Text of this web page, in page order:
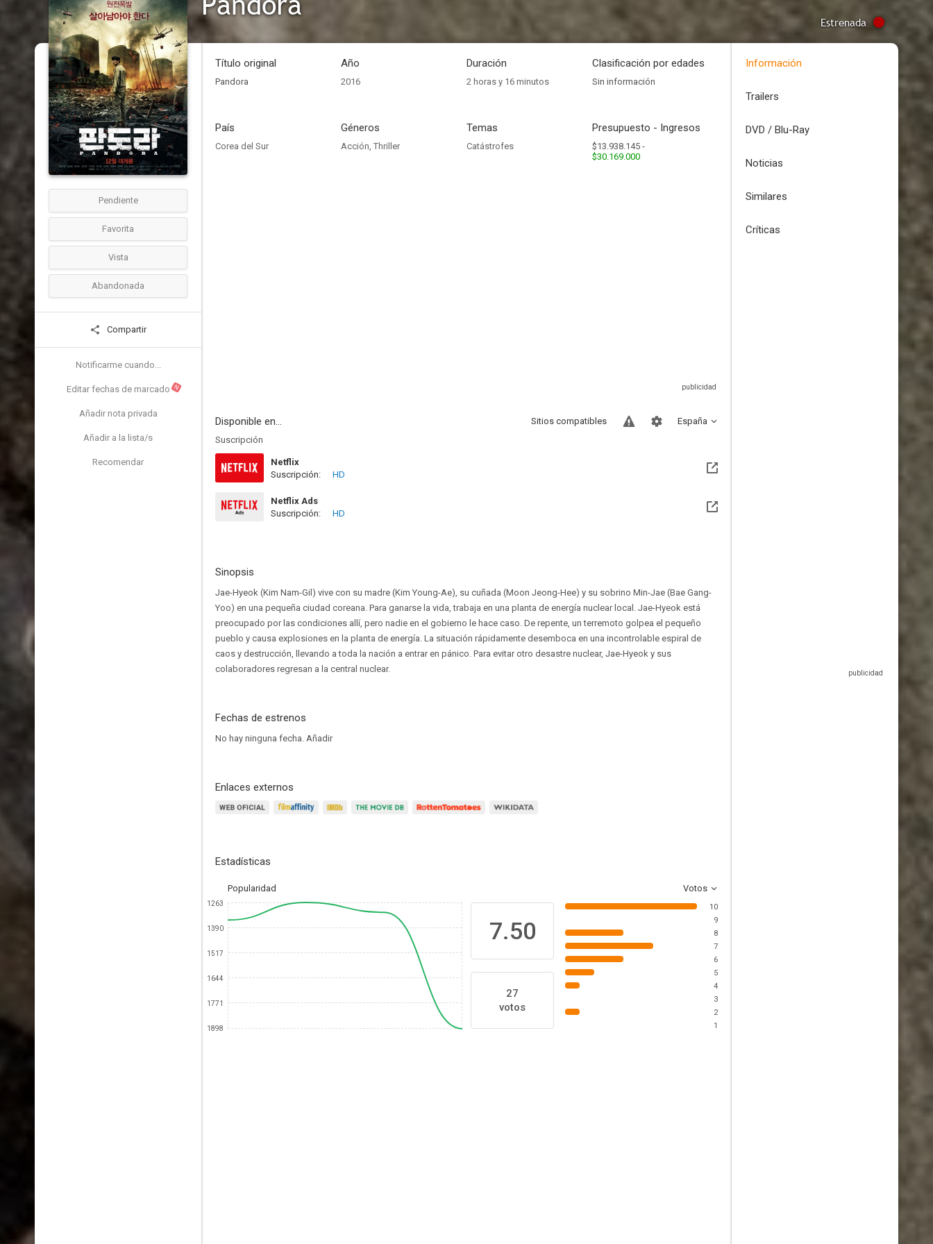
Estrenada
Pendiente
Favorita
Vista
Abandonada
Compartir
Notificarme cuando...
Editar fechas de marcado N
Añadir nota privada
Añadir a la lista/s
Recomendar
Título original
Pandora
Año
2016
Duración
2 horas y 16 minutos
Clasificación por edades
Sin información
País
Corea del Sur
Géneros
Acción, Thriller
Temas
Catástrofes
Presupuesto - Ingresos
$13.938.145 -
$30.169.000
Disponible en... España
Sitios compatibles
Suscripción
Netflix
Suscripción:
HD
Netflix Ads
Suscripción:
HD
Sinopsis
Jae-Hyeok (Kim Nam-Gil) vive con su madre (Kim Young-Ae), su cuñada (Moon Jeong-Hee) y su sobrino Min-Jae (Bae Gang-
Yoo) en una pequeña ciudad coreana. Para ganarse la vida, trabaja en una planta de energía nuclear local. Jae-Hyeok está
preocupado por las condiciones allí, pero nadie en el gobierno le hace caso. De repente, un terremoto golpea el pequeño
pueblo y causa explosiones en la planta de energía. La situación rápidamente desemboca en una incontrolable espiral de
caos y destrucción, llevando a toda la nación a entrar en pánico. Para evitar otro desastre nuclear, Jae-Hyeok y sus
colaboradores regresan a la central nuclear.
Fechas de estrenos
No hay ninguna fecha. Añadir
Enlaces externos
Estadísticas
Popularidad Votos
1263
1390
1517
1644
1771
1898
7.50
27
votos
10
9
8
7
6
5
4
3
2
1
Información
Trailers
DVD / Blu-Ray
Noticias
Similares
Críticas